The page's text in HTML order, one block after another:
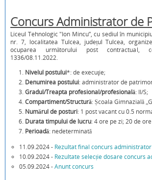
Concurs Administrator de
Liceul Tehnologic "Ion Mincu”, cu sediul în
nr. 7, localitatea Tulcea, județul Tulcea,
ocuparea următorului post contractual,
1336/08.11.2022.
Nivelul postului*: de execuţie;
Denumirea postului: administrator de
Gradul/Treapta profesional/profesională: II/S;
Compartiment/Structură: Școala Gimnazială
Numărul de posturi: 1 post vacant cu 0.5
Durata timpului de lucru: 4 ore pe zi; 20 de ore
Perioadă: nedeterminată
11.09.2024 - Rezultat final concurs administrator
10.09.2024 - Rezultate selecție dosare concurs
05.09.2024 -Anunt concurs